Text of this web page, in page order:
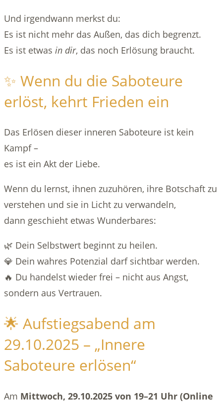
Und irgendwann merkst du:
Es ist nicht mehr das Außen, das dich begrenzt.
Es ist etwas in dir, das noch Erlösung braucht.
✨ Wenn du die Saboteure
erlöst, kehrt Frieden ein
Das Erlösen dieser inneren Saboteure ist kein
Kampf –
es ist ein Akt der Liebe.
Wenn du lernst, ihnen zuzuhören, ihre Botschaft zu
verstehen und sie in Licht zu verwandeln,
dann geschieht etwas Wunderbares:
🌿 Dein Selbstwert beginnt zu heilen.
💎 Dein wahres Potenzial darf sichtbar werden.
🔥 Du handelst wieder frei – nicht aus Angst,
sondern aus Vertrauen.
🌟 Aufstiegsabend am
29.10.2025 – „Innere
Saboteure erlösen“
Am Mittwoch, 29.10.2025 von 19–21 Uhr (Online